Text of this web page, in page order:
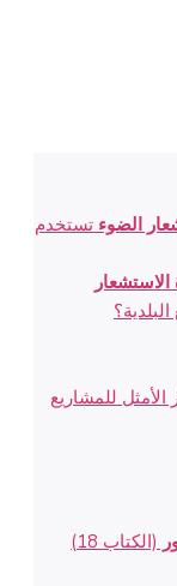
الضوء تستخدم
الأمثل للمشاريع
(الكتاب 18)